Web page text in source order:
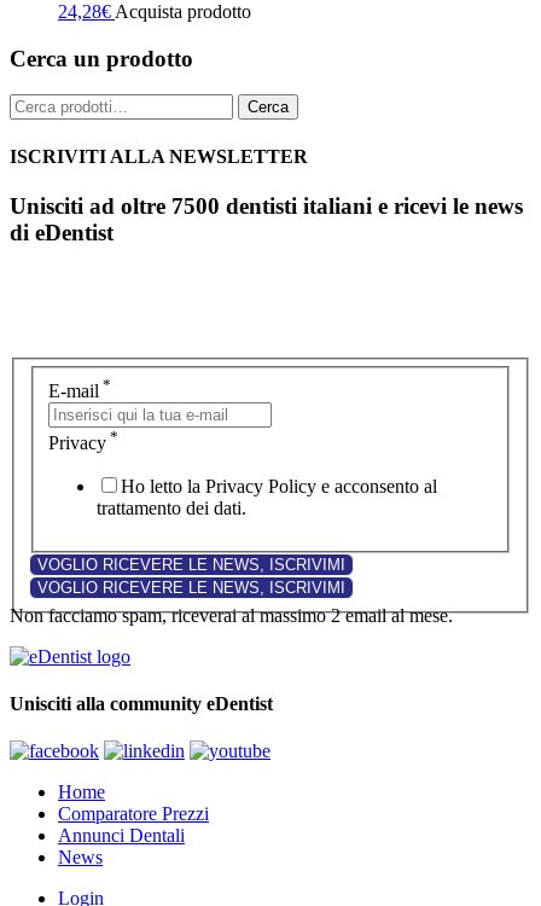
24,28€ Acquista prodotto
Cerca un prodotto
Cerca: Cerca
ISCRIVITI ALLA NEWSLETTER
Unisciti ad oltre 7500 dentisti italiani e ricevi le news
di eDentist
E-mail *
Privacy *
Ho letto la Privacy Policy e acconsento al
trattamento dei dati.
Non facciamo spam, riceverai al massimo 2 email al mese.
Unisciti alla community eDentist
Home
Comparatore Prezzi
Annunci Dentali
News
Login